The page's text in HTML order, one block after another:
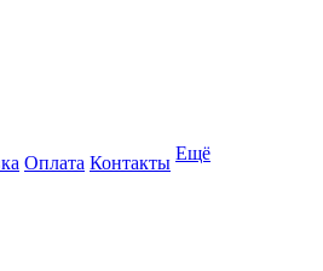
Оплата Контакты Ещё